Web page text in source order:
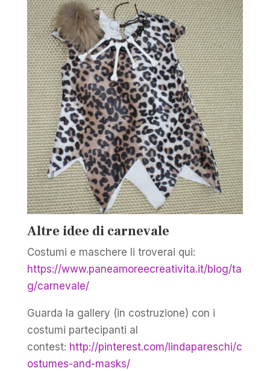
Altre idee di carnevale
Costumi e maschere li troverai qui:
https://www.paneamoreecreativita.it/blog/ta
g/carnevale/
Guarda la gallery (in costruzione) con i
costumi partecipanti al
contest: http://pinterest.com/lindapareschi/c
ostumes-and-masks/